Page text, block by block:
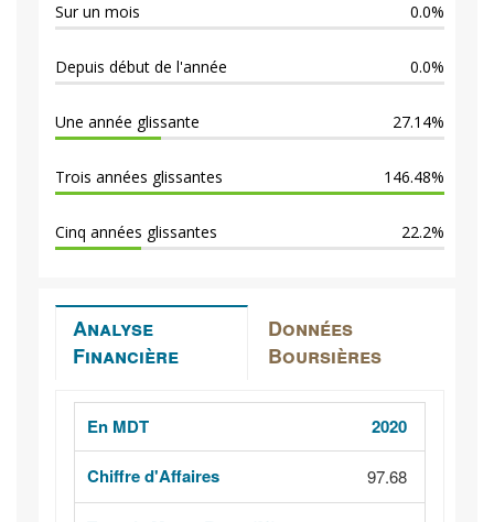
Sur un mois 0.0%
Depuis début de l'année 0.0%
Une année glissante 27.14%
Trois années glissantes 146.48%
Cinq années glissantes 22.2%
Analyse
Financière
Données
Boursières
Nombre d’actions
En MDT 2020
Chiffre d'Affaires 97.68